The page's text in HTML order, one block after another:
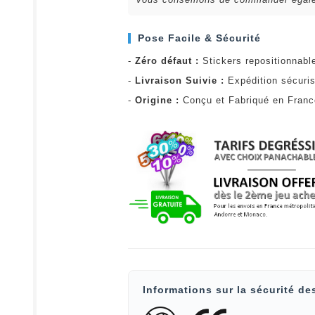
Pose Facile & Sécurité
- Zéro défaut : Stickers
- Livraison Suivie : Expédition
- Origine : Conçu et Fabriqué en
Informations sur la sécurité